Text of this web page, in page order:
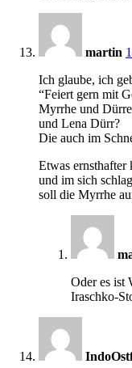
martin
Ich glaube, ich
“Feiert gern mit
Myrrhe und
und Lena Dürr?
Die auch im
Etwas ernsthafter
und im sich
soll die Myrrhe
Oder es ist
Iraschko-